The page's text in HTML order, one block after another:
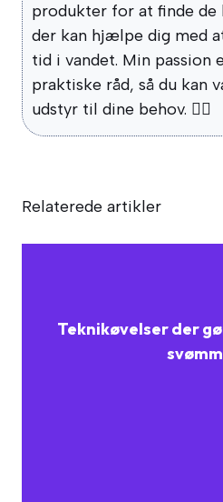
produkter for at finde de
der kan hjælpe dig med
tid i vandet. Min passion
praktiske råd, så du kan
udstyr til dine behov. 🏊‍♂️
Relaterede artikler
Teknikøvelser der